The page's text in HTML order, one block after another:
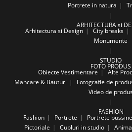
Portrete in natura
ARHITECTURA si
Arhitectura si Design City breaks
Monumente
STUDIO
FOTO PRODUS
Obiecte Vestimentare Alte
Mancare & Bauturi
Fotografie de
Video de
FASHION
Fashion Portrete Portrete
Pictoriale
Cupluri in studio